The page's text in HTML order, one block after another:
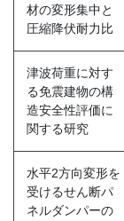
材の変形集中と
圧縮降伏耐力比
津波荷重に対す
る免震建物の構
造安全性評価に
関する研究
水平2方向変形を
受けるせん断パ
ネルダンパーの